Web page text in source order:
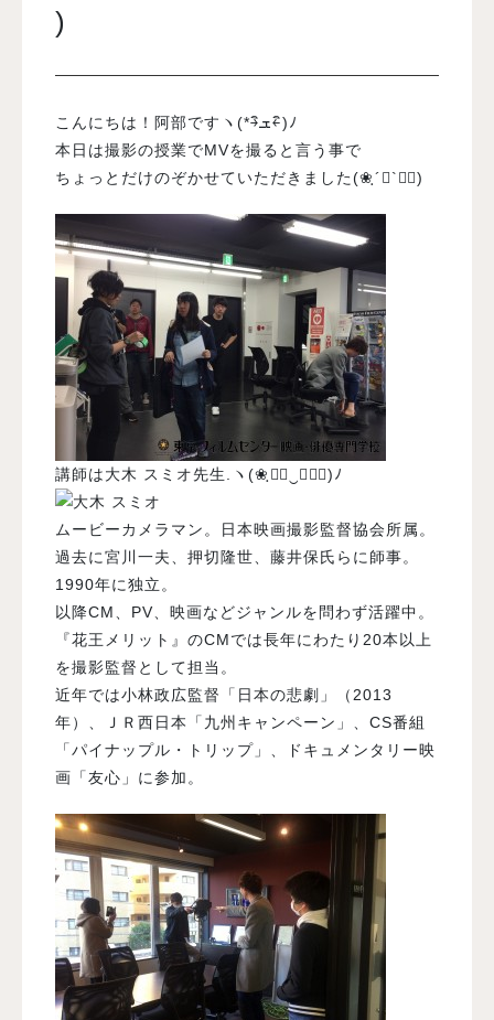
就職・デビュー
入試案内
学校情報
オープンキャンパス
訪問者別メニュー
)
こんにちは！阿部ですヽ(*￫ิܫ￩ิ)ﾉ
本日は撮影の授業でMVを撮ると言う事で
ちょっとだけのぞかせていただきました(❀ฺ´∀`❀ฺ)
講師は大木 スミオ先生.ヽ(❀ฺ◕ฺ‿ฺ◕ฺ)ﾉ
ムービーカメラマン。日本映画撮影監督協会所属。
過去に宮川一夫、押切隆世、藤井保氏らに師事。
1990年に独立。
以降CM、PV、映画などジャンルを問わず活躍中。
『花王メリット』のCMでは長年にわたり20本以上
を撮影監督として担当。
近年では小林政広監督「日本の悲劇」（2013
年）、ＪＲ西日本「九州キャンペーン」、CS番組
「パイナップル・トリップ」、ドキュメンタリー映
画「友心」に参加。